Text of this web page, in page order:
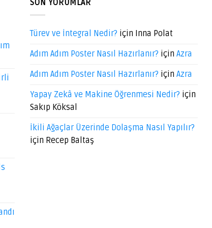
SON YORUMLAR
Türev ve İntegral Nedir? için Inna Polat
Adım Adım Poster Nasıl Hazırlanır? için Azra
Adım Adım Poster Nasıl Hazırlanır? için Azra
Yapay Zekâ ve Makine Öğrenmesi Nedir? için
Sakıp Köksal
İkili Ağaçlar Üzerinde Dolaşma Nasıl Yapılır?
için Recep Baltaş